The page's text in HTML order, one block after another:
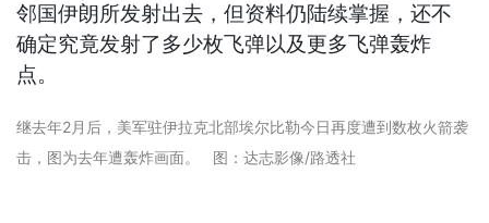
邻国伊朗所发射出去，但资料仍陆续掌握，还不
确定究竟发射了多少枚飞弹以及更多飞弹轰炸
点。
继去年2月后，美军驻伊拉克北部埃尔比勒今日再度遭到数枚火箭袭
击，图为去年遭轰炸画面。 图：达志影像/路透社